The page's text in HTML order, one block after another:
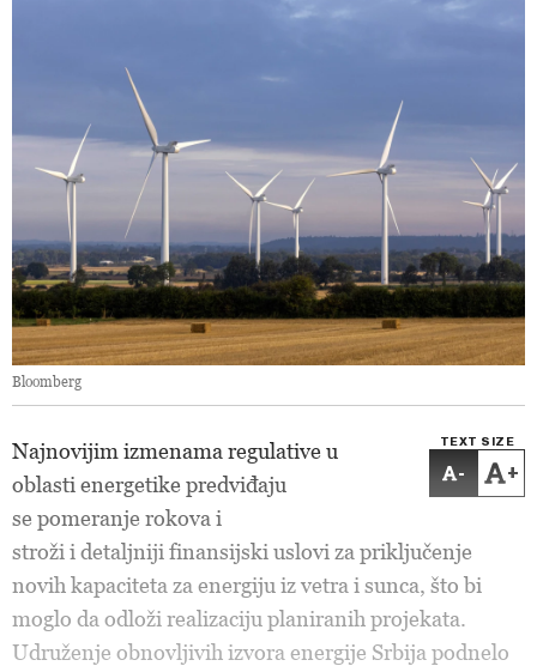
Bloomberg
TEXT SIZE
- +
Najnovijim izmenama regulative u
oblasti energetike predviđaju
se pomeranje rokova i
stroži i detaljniji finansijski uslovi za priključenje
novih kapaciteta za energiju iz vetra i sunca, što bi
moglo da odloži realizaciju planiranih projekata.
Udruženje obnovljivih izvora energije Srbija podnelo